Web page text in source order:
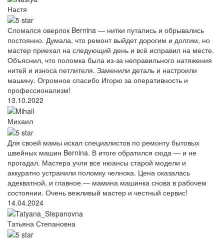
Настя
Сломался оверлок Bernina — нитки путались и обрывались
постоянно. Думала, что ремонт выйдет дорогим и долгим, но
мастер приехал на следующий день и всё исправил на месте.
Объяснил, что поломка была из-за неправильного натяжения
нитей и износа петлителя. Заменили деталь и настроили
машину. Огромное спасибо Игорю за оперативность и
профессионализм!
13.10.2022
Михаил
Для своей мамы искал специалистов по ремонту бытовых
швейных машин Bernina. В итоге обратился сюда — и не
прогадал. Мастера учли все нюансы старой модели и
аккуратно устранили поломку челнока. Цена оказалась
адекватной, и главное — мамина машинка снова в рабочем
состоянии. Очень вежливый мастер и честный сервис!
14.04.2024
Татьяна Степановна